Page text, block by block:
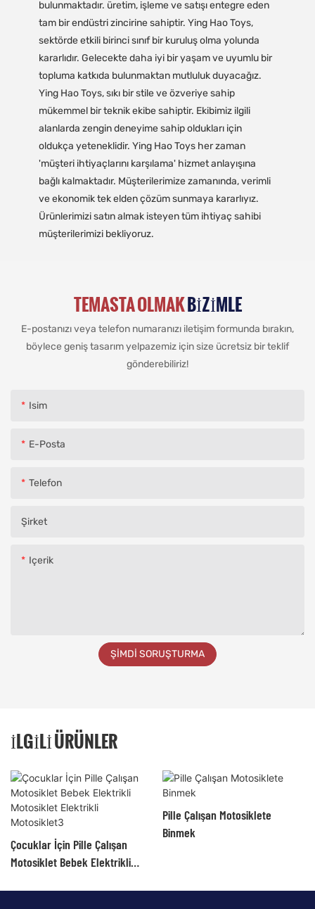
bulunmaktadır. üretim, işleme ve satışı entegre eden
tam bir endüstri zincirine sahiptir. Ying Hao Toys,
sektörde etkili birinci sınıf bir kuruluş olma yolunda
kararlıdır. Gelecekte daha iyi bir yaşam ve uyumlu bir
topluma katkıda bulunmaktan mutluluk duyacağız.
Ying Hao Toys, sıkı bir stile ve özveriye sahip
mükemmel bir teknik ekibe sahiptir. Ekibimiz ilgili
alanlarda zengin deneyime sahip oldukları için
oldukça yeteneklidir. Ying Hao Toys her zaman
'müşteri ihtiyaçlarını karşılama' hizmet anlayışına
bağlı kalmaktadır. Müşterilerimize zamanında, verimli
ve ekonomik tek elden çözüm sunmaya kararlıyız.
Ürünlerimizi satın almak isteyen tüm ihtiyaç sahibi
müşterilerimizi bekliyoruz.
TEMASTA OLMAKBIZIMLE
E-postanızı veya telefon numaranızı iletişim formunda bırakın,
böylece geniş tasarım yelpazemiz için size ücretsiz bir teklif
gönderebiliriz!
Isim
E-Posta
Telefon
Şirket
Içerik
ŞIMDI SORUŞTURMA
İLGILI ÜRÜNLER
Çocuklar İçin Pille Çalışan
Motosiklet Bebek Elektrikli
Pille Çalışan Motosiklete
Binmek